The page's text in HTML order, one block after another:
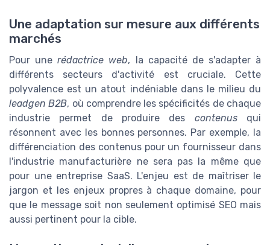
Une adaptation sur mesure aux différents
marchés
Pour unerédactrice web, la capacité de s'adapter à
différents secteurs d'activité est cruciale. Cette
polyvalence est un atout indéniable dans le milieu du
leadgen B2B, où comprendre les spécificités de chaque
industrie permet de produire des contenusqui
résonnent avec les bonnes personnes. Par exemple, la
différenciation des contenus pour un fournisseur dans
l'industrie manufacturière ne sera pas la même que
pour une entreprise SaaS. L'enjeu est de maîtriser le
jargon et les enjeux propres à chaque domaine, pour
que le message soit non seulement optimisé SEO mais
aussi pertinent pour la cible.